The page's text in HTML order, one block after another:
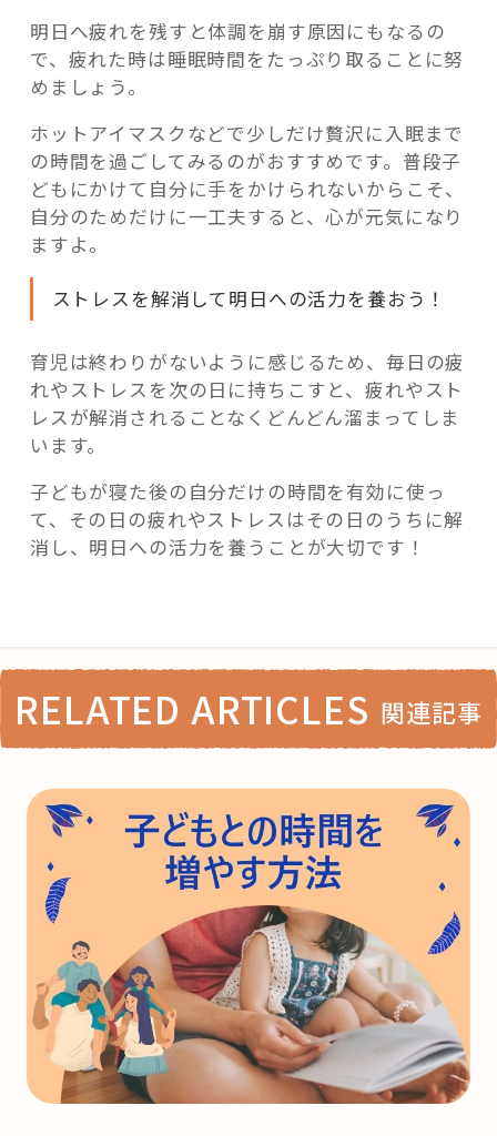
明日へ疲れを残すと体調を崩す原因にもなるの
で、疲れた時は睡眠時間をたっぷり取ることに努
めましょう。
ホットアイマスクなどで少しだけ贅沢に入眠まで
の時間を過ごしてみるのがおすすめです。普段子
どもにかけて自分に手をかけられないからこそ、
自分のためだけに一工夫すると、心が元気になり
ますよ。
ストレスを解消して明日への活力を養おう！
育児は終わりがないように感じるため、毎日の疲
れやストレスを次の日に持ちこすと、疲れやスト
レスが解消されることなくどんどん溜まってしま
います。
子どもが寝た後の自分だけの時間を有効に使っ
て、その日の疲れやストレスはその日のうちに解
消し、明日への活力を養うことが大切です！
RELATED ARTICLES 関連記事